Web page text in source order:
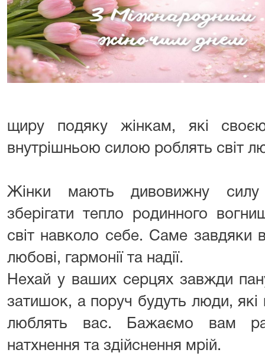
щиру подяку жінкам, які
внутрішньою силою роблять світ
Жінки мають дивовижну силу
зберігати тепло родинного
світ навколо себе. Саме завдяки
любові, гармонії та надії.
Нехай у ваших серцях завжди
затишок, а поруч будуть люди,
люблять вас. Бажаємо вам
натхнення та здійснення мрій.